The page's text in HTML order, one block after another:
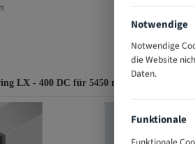
LX - 400 DC für 5450 mm Bi-Metall
Notwendige
Notwendige
die Website
Daten.
Funktionale